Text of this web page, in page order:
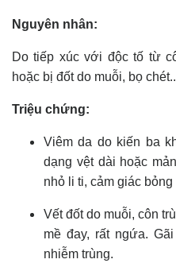
Nguyên nhân:
Do tiếp xúc với độc tố từ
hoặc bị đốt do muỗi, bọ
Triệu chứng:
Viêm da do kiến ba
dạng vệt dài hoặc
nhỏ li ti, cảm giác bỏng
Vết đốt do muỗi, côn
mề đay, rất ngứa.
nhiễm trùng.